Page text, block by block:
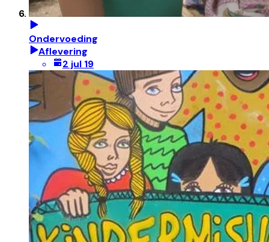
Ondervoeding
Aflevering
2 jul 19